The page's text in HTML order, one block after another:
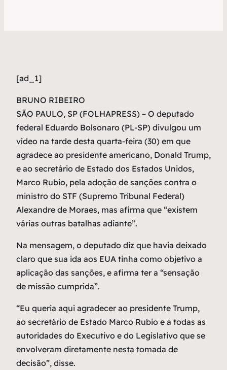
[ad_1]
BRUNO RIBEIRO
SÃO PAULO, SP (FOLHAPRESS) – O deputado
federal Eduardo Bolsonaro (PL-SP) divulgou um
vídeo na tarde desta quarta-feira (30) em que
agradece ao presidente americano, Donald Trump,
e ao secretário de Estado dos Estados Unidos,
Marco Rubio, pela adoção de sanções contra o
ministro do STF (Supremo Tribunal Federal)
Alexandre de Moraes, mas afirma que “existem
várias outras batalhas adiante”.
Na mensagem, o deputado diz que havia deixado
claro que sua ida aos EUA tinha como objetivo a
aplicação das sanções, e afirma ter a “sensação
de missão cumprida”.
“Eu queria aqui agradecer ao presidente Trump,
ao secretário de Estado Marco Rubio e a todas as
autoridades do Executivo e do Legislativo que se
envolveram diretamente nesta tomada de
decisão”, disse.